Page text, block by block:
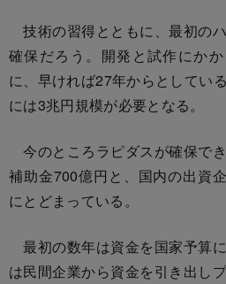
技術の習得とともに、最初の
確保だろう。開発と試作にか
に、早ければ27年からとしてい
には3兆円規模が必要となる。
今のところラピダスが確保で
補助金700億円と、国内の出資
にとどまっている。
最初の数年は資金を国家予算
は民間企業から資金を引き出し